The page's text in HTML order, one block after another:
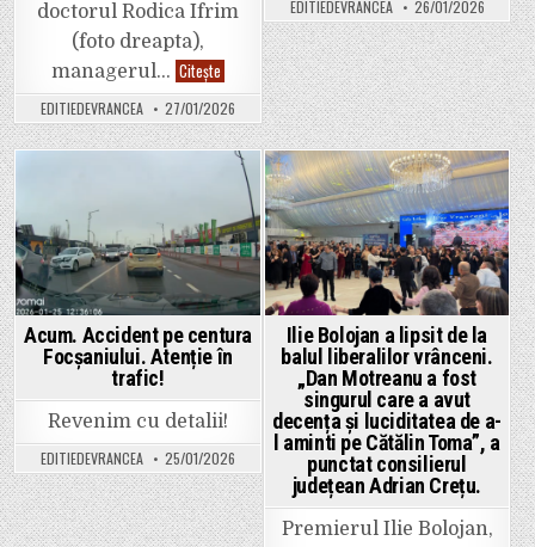
onoare,
(n.
–
ironic),
să
ajungă
echipa
de
conducere”.
doctorul Rodica Ifrim
(foto dreapta),
managerul… CiteșteO
nouă
lovitură
pentru
vrânceni:
nu
mai
avem
medic
cardiolog
de
gardă
la
Spitalul
Județean
din
Focșani
EDITIEDEVRANCEA 27/01/2026
EDITIEDEVRANCEA 26/01/2026
Acum. Accident pe centura
Focșaniului. Atenție în
trafic!
Revenim cu detalii!
EDITIEDEVRANCEA 25/01/2026
Posted
in
Ilie Bolojan a lipsit de la
balul liberalilor vrânceni.
„Dan Motreanu a fost
singurul care a avut
decența și luciditatea de a-
l aminti pe Cătălin Toma”, a
punctat consilierul
județean Adrian Crețu.
Premierul Ilie Bolojan,